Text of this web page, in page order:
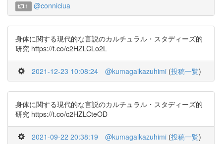
1 @conniciua
身体に関する現代的な言説のカルチュラル・スタディーズ的
研究 https://t.co/c2HZLCLo2L
2021-12-23 10:08:24 @kumagaikazuhimi (投稿一覧)
身体に関する現代的な言説のカルチュラル・スタディーズ的
研究 https://t.co/c2HZLCteOD
2021-09-22 20:38:19 @kumagaikazuhimi (投稿一覧)